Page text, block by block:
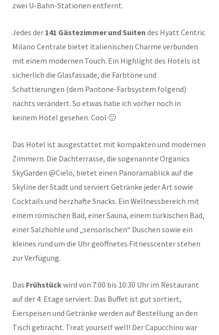
zwei U-Bahn-Stationen entfernt.
Jedes der 141 Gästezimmer und Suiten des Hyatt Centric
Milano Centrale bietet italienischen Charme verbunden
mit einem modernen Touch. Ein Highlight des Hotels ist
sicherlich die Glasfassade, die Farbtöne und
Schattierungen (dem Pantone-Farbsystem folgend)
nachts verändert. So etwas habe ich vorher noch in
keinem Hotel gesehen. Cool 🙂
Das Hotel ist ausgestattet mit kompakten und modernen
Zimmern. Die Dachterrasse, die sogenannte Organics
SkyGarden @Cielo, bietet einen Panoramablick auf die
Skyline der Stadt und serviert Getränke jeder Art sowie
Cocktails und herzhafte Snacks. Ein Wellnessbereich mit
einem römischen Bad, einer Sauna, einem türkischen Bad,
einer Salzhöhle und „sensorischen“ Duschen sowie ein
kleines rund um die Uhr geöffnetes Fitnesscenter stehen
zur Verfügung.
Das Frühstückwird von 7:00 bis 10:30 Uhr im Restaurant
auf der 4. Etage serviert. Das Buffet ist gut sortiert,
Eierspeisen und Getränke werden auf Bestellung an den
Tisch gebracht. Treat yourself well! Der Capucchino war